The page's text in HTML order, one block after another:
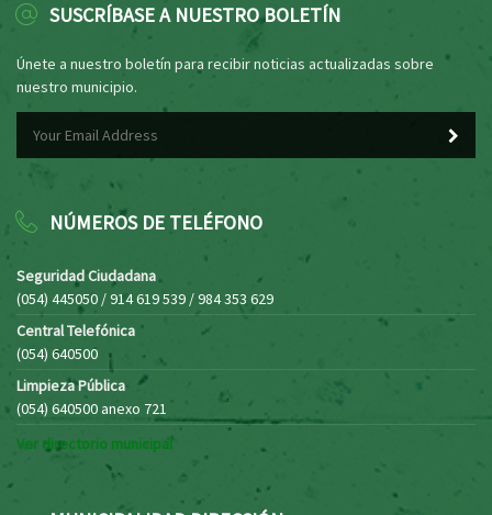
SUSCRÍBASE A NUESTRO BOLETÍN
Únete a nuestro boletín para recibir noticias actualizadas sobre
nuestro municipio.
NÚMEROS DE TELÉFONO
Seguridad Ciudadana
(054) 445050 / 914 619 539 / 984 353 629
Central Telefónica
(054) 640500
Limpieza Pública
(054) 640500 anexo 721
Ver directorio municipal